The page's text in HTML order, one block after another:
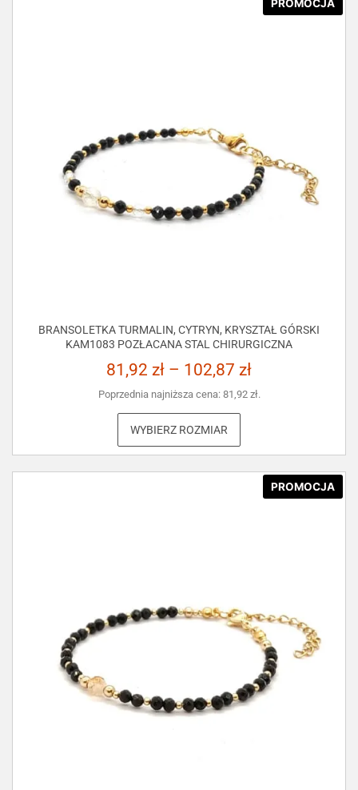
PROMOCJA
BRANSOLETKA TURMALIN, CYTRYN, KRYSZTAŁ GÓRSKI
KAM1083 POZŁACANA STAL CHIRURGICZNA
81,92 zł – 102,87 zł
Poprzednia najniższa cena: 81,92 zł.
WYBIERZ ROZMIAR
PROMOCJA